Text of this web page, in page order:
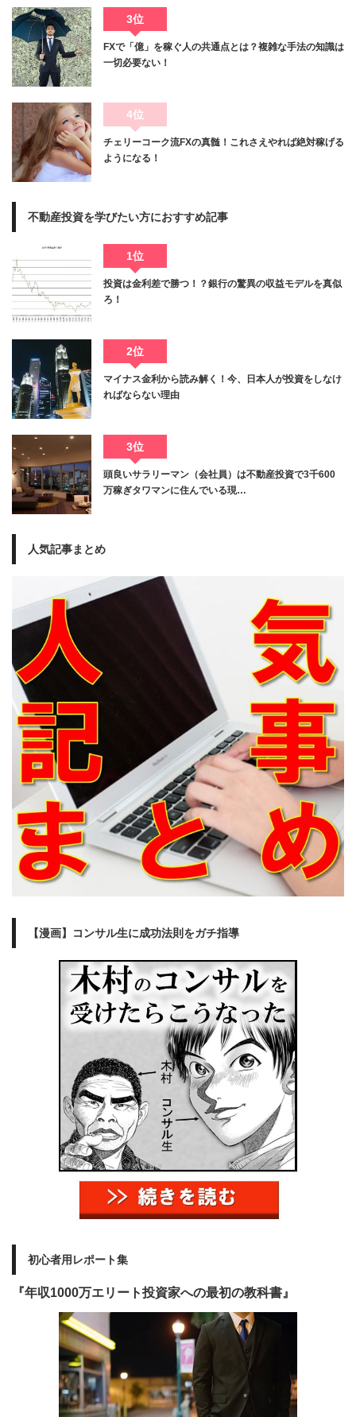
3位
FXで「億」を稼ぐ人の共通点とは？複雑な手法の知識は
一切必要ない！
4位
チェリーコーク流FXの真髄！これさえやれば絶対稼げる
ようになる！
不動産投資を学びたい方におすすめ記事
1位
投資は金利差で勝つ！？銀行の驚異の収益モデルを真似
ろ！
2位
マイナス金利から読み解く！今、日本人が投資をしなけ
ればならない理由
3位
頭良いサラリーマン（会社員）は不動産投資で3千600
万稼ぎタワマンに住んでいる現…
人気記事まとめ
【漫画】コンサル生に成功法則をガチ指導
初心者用レポート集
『年収1000万エリート投資家への最初の教科書』